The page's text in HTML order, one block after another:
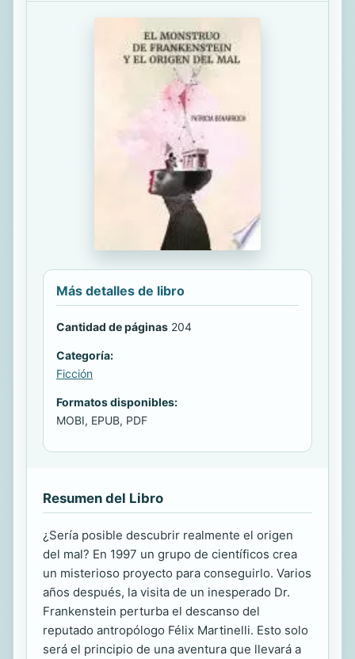
Más detalles de libro
Cantidad de páginas 204
Categoría:
Ficción
Formatos disponibles:
MOBI, EPUB, PDF
Resumen del Libro
¿Sería posible descubrir realmente el origen
del mal? En 1997 un grupo de científicos crea
un misterioso proyecto para conseguirlo. Varios
años después, la visita de un inesperado Dr.
Frankenstein perturba el descanso del
reputado antropólogo Félix Martinelli. Esto solo
será el principio de una aventura que llevará a